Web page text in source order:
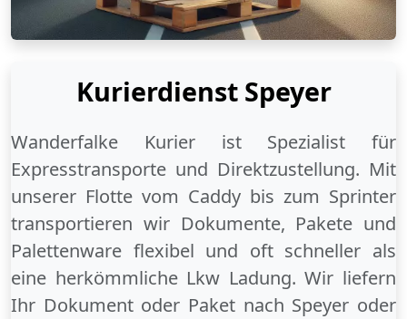
Kurierdienst Speyer
Wanderfalke Kurier ist Spezialist für
Expresstransporte und Direktzustellung. Mit
unserer Flotte vom Caddy bis zum Sprinter
transportieren wir Dokumente, Pakete und
Palettenware flexibel und oft schneller als
eine herkömmliche Lkw Ladung. Wir liefern
Ihr Dokument oder Paket nach Speyer oder